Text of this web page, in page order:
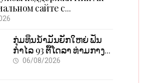
сайте с
информацией
ກຸ່ມທຶນນ້ຳມັນຍັກໃຫຍ່ ຟັນ
ກຳໄລ 93 ຕື້ໂດລາ ທ່າມກາງ
ວິກິດສົງຄາມ ລາຄານໍ້າມັນ
06/08/2026